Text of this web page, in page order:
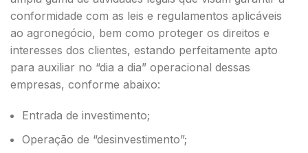
conformidade com as leis e regulamentos aplicáveis
ao agronegócio, bem como proteger os direitos e
interesses dos clientes, estando perfeitamente apto
para auxiliar no “dia a dia” operacional dessas
empresas, conforme abaixo:
Entrada de investimento;
Operação de “desinvestimento”;